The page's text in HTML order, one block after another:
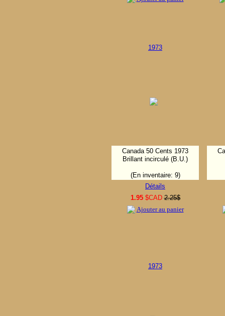
1973
Canada 50 Cents 1973
Brillant incirculé (B.U.)
(En inventaire: 9)
Détails
1.95$CAD 2.25$
Ajouter au panier
1973